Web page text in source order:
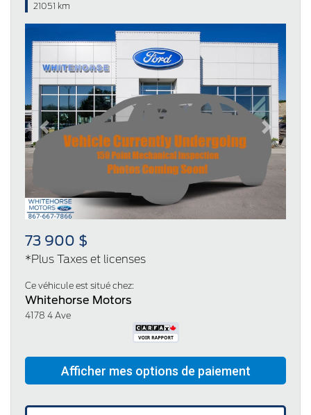
21051 km
Previous Next
73 900 $
*Plus Taxes et licenses
Ce véhicule est situé chez:
Whitehorse Motors
4178 4 Ave